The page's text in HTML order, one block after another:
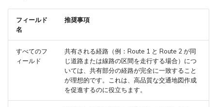
フィールド
名
推奨事項
すべてのフ
ィールド
共有される経路（例：Route 1 と Route 2 が同
じ道路または線路の区間を走行する場合）につ
いては、共有部分の経路が完全に一致すること
が理想的です。これは、高品質な交通地図作成
を促進するのに役立ちます。